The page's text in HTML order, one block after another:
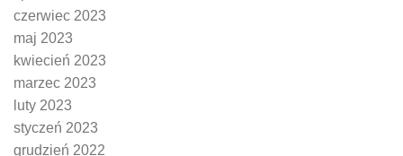
czerwiec 2023
maj 2023
kwiecień 2023
marzec 2023
luty 2023
styczeń 2023
grudzień 2022